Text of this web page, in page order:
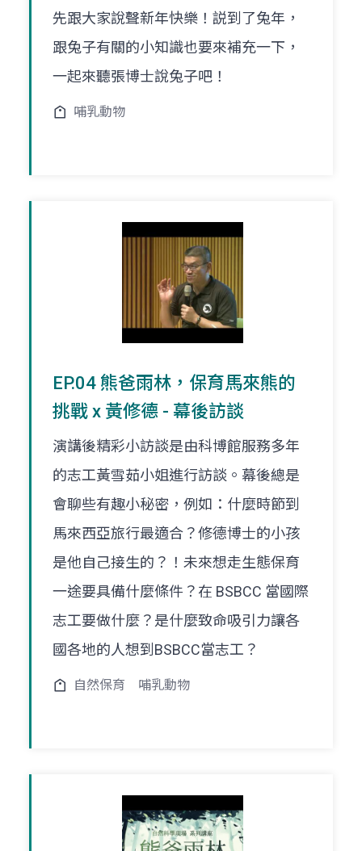
先跟大家說聲新年快樂！説到了兔年，
跟兔子有關的小知識也要來補充一下，
一起來聽張博士說兔子吧！
哺乳動物
EP.04 熊爸雨林，保育馬來熊的
挑戰 x 黃修德 - 幕後訪談
演講後精彩小訪談是由科博館服務多年
的志工黃雪茹小姐進行訪談。幕後總是
會聊些有趣小秘密，例如：什麼時節到
馬來西亞旅行最適合？修德博士的小孩
是他自己接生的？！未來想走生態保育
一途要具備什麼條件？在 BSBCC 當國際
志工要做什麼？是什麼致命吸引力讓各
國各地的人想到BSBCC當志工？
自然保育 哺乳動物